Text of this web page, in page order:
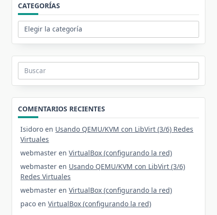
CATEGORÍAS
Categorías
Buscar:
COMENTARIOS RECIENTES
Isidoro en Usando QEMU/KVM con LibVirt (3/6) Redes
Virtuales
webmaster enVirtualBox (configurando la red)
webmaster en Usando QEMU/KVM con LibVirt (3/6)
Redes Virtuales
webmaster enVirtualBox (configurando la red)
paco enVirtualBox (configurando la red)